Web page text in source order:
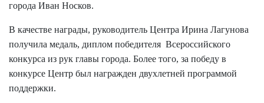
города Иван Носков.
В качестве награды, руководитель Центра Ирина Лагунова
получила медаль, диплом победителя Всероссийского
конкурса из рук главы города. Более того, за победу в
конкурсе Центр был награжден двухлетней программой
поддержки.